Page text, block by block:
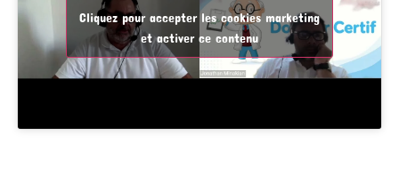
Cliquez pour accepter les cookies marketing
et activer ce contenu